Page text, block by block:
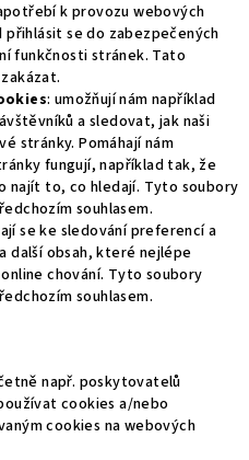
k provozu webových
se do zabezpečených
funkčnosti stránek. Tato
: umožňují nám například
a sledovat, jak naši
stránky. Pomáhají nám
fungují, například tak, že
najít to, co hledají. Tyto soubory
souhlasem.
se ke sledování preferencí a
další obsah, které nejlépe
chování. Tyto soubory
souhlasem.
např. poskytovatelů
cookies a/nebo
cookies na webových